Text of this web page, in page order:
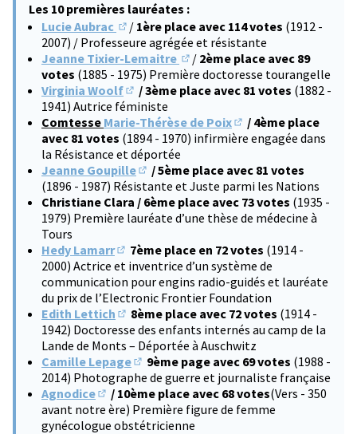
Les 10 premières lauréates :
Lucie Aubrac
(S'ouvre dans un nouvel onglet)
/ 1ère place avec 114 votes (1912 -
2007) / Professeure agrégée et résistante
Jeanne Tixier-Lemaitre
(S'ouvre dans un nouvel onglet)
/ 2ème place avec 89
votes (1885 - 1975) Première doctoresse tourangelle
Virginia Woolf
(S'ouvre dans un nouvel onglet)
/ 3ème place avec 81 votes (1882 -
1941) Autrice féministe
Comtesse Marie-Thérèse de Poix
(S'ouvre dans un
/ 4ème place
avec 81 votes (1894 - 1970) infirmière engagée dans
la Résistance et déportée
Jeanne Goupille
(S'ouvre dans un nouvel onglet)
/ 5ème place avec 81 votes
(1896 - 1987) Résistante et Juste parmi les Nations
Christiane Clara / 6ème place avec 73 votes (1935 -
1979) Première lauréate d’une thèse de médecine à
Tours
Hedy Lamarr
(S'ouvre dans un nouvel onglet)
7ème place en 72 votes (1914 -
2000) Actrice et inventrice d’un système de
communication pour engins radio-guidés et lauréate
du prix de l’Electronic Frontier Foundation
Edith Lettich
(S'ouvre dans un nouvel onglet)
8ème place avec 72 votes (1914 -
1942) Doctoresse des enfants internés au camp de la
Lande de Monts – Déportée à Auschwitz
Camille Lepage
(S'ouvre dans un nouvel onglet)
9ème page avec 69 votes (1988 -
2014) Photographe de guerre et journaliste française
Agnodice
(S'ouvre dans un nouvel onglet)
/ 10ème place avec 68 votes(Vers - 350
avant notre ère) Première figure de femme
gynécologue obstétricienne